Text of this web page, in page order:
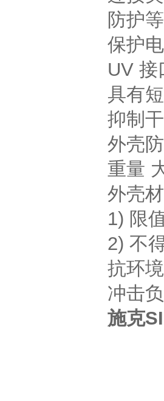
防护
保护
UV 接
具有
抑制
外壳
重量
外壳
1) 限
2) 不
抗环
冲击
施克